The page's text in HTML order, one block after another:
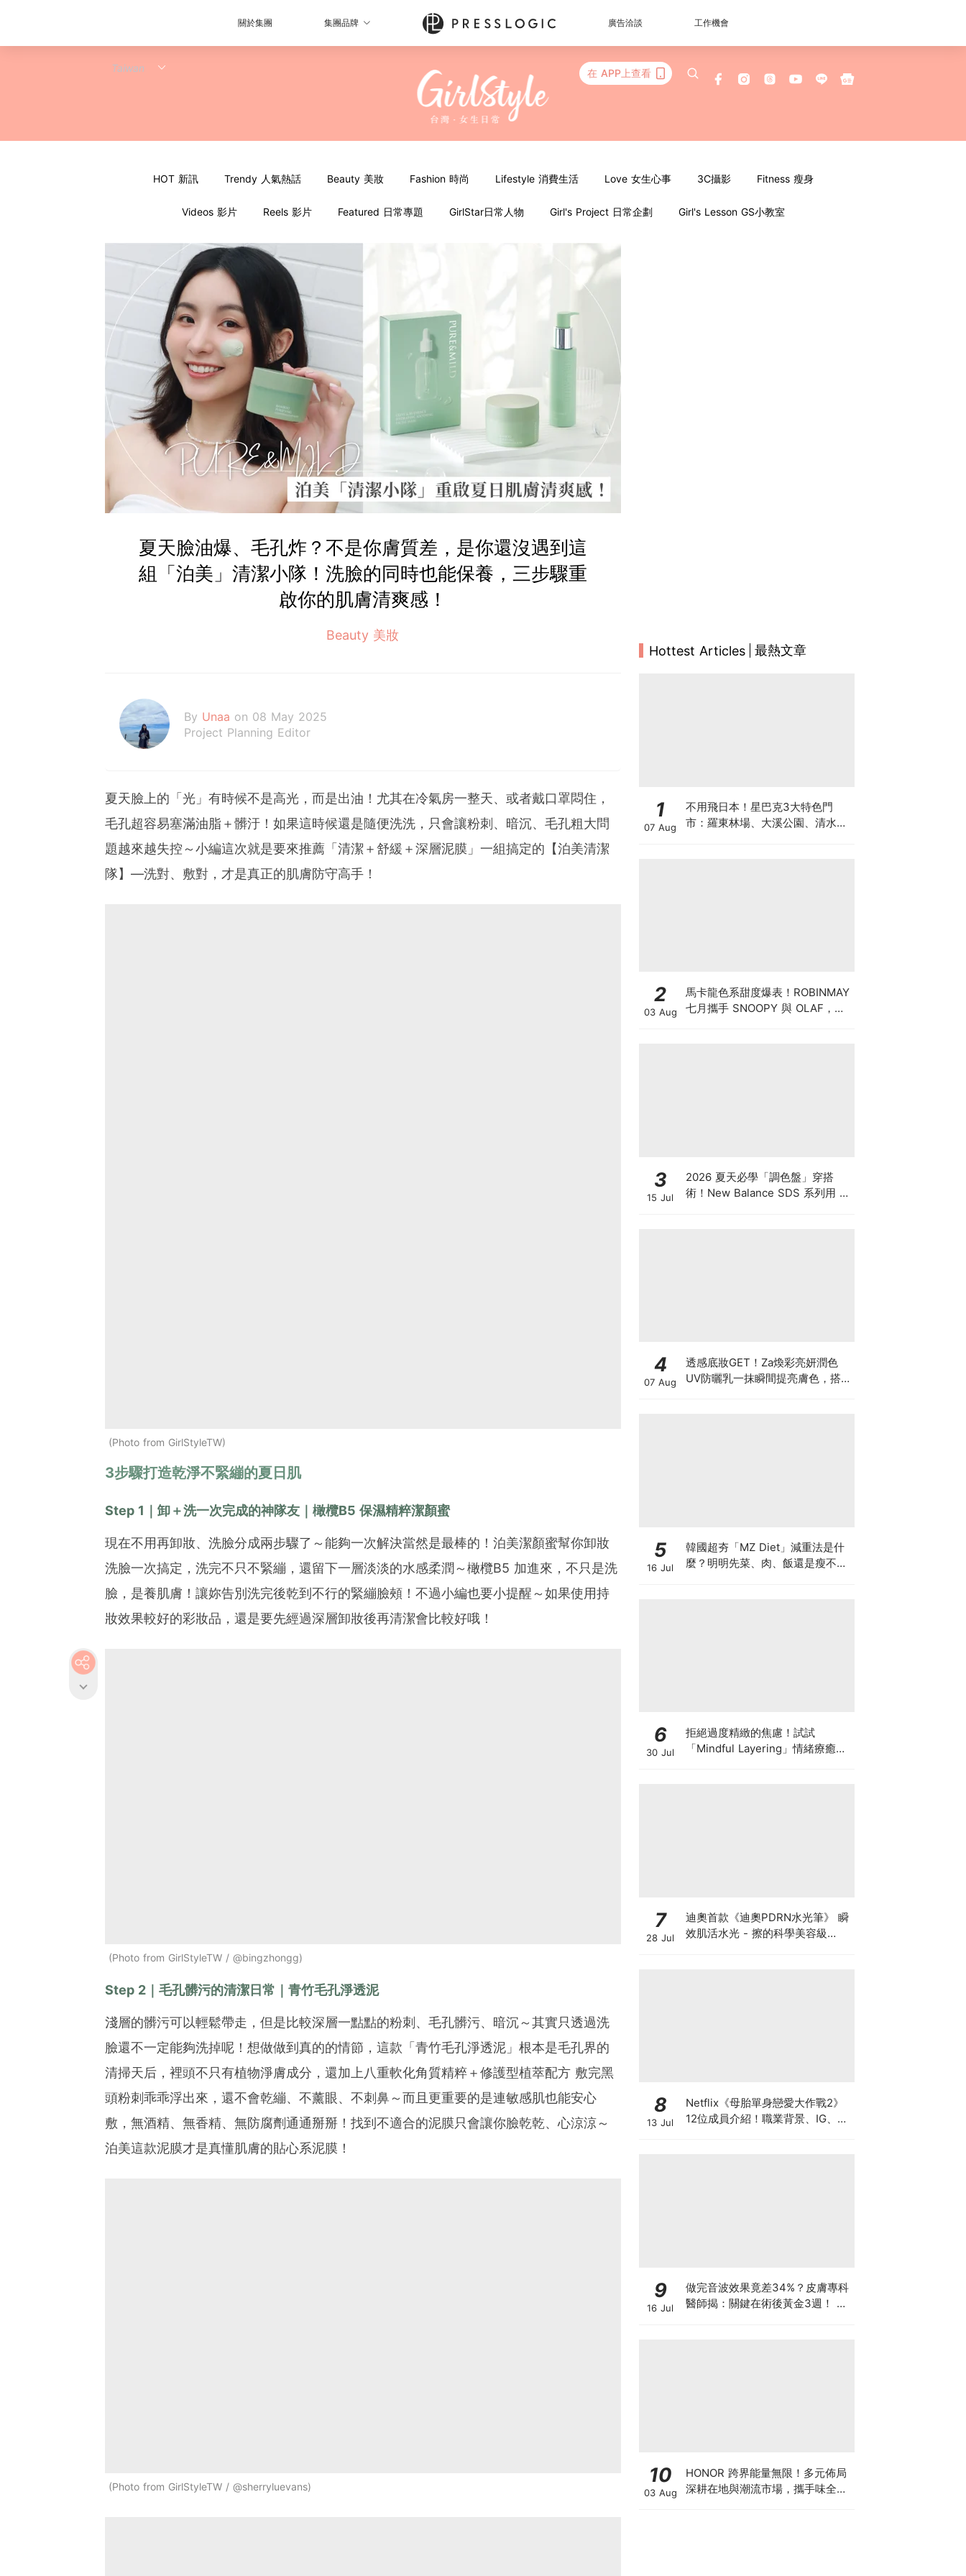
關於集團 集團品牌 廣告洽談 工作機會
在 APP上查看
HOT 新訊 Trendy 人氣熱話 Beauty 美妝 Fashion 時尚 Lifestyle 消費生活 Love 女生心事 3C攝影 Fitness 瘦身
Videos 影片 Reels 影片 Featured 日常專題 GirlStar日常人物 Girl's Project 日常企劃 Girl's Lesson GS小教室
夏天臉油爆、毛孔炸？不是你膚質差，是你還沒遇到這
組「泊美」清潔小隊！洗臉的同時也能保養，三步驟重
啟你的肌膚清爽感！
Beauty 美妝
By Unaa on 08 May 2025
Project Planning Editor
夏天臉上的「光」有時候不是高光，而是出油！尤其在冷氣房一整天、或者戴口罩悶住，
毛孔超容易塞滿油脂＋髒汙！ 如果這時候還是隨便洗洗，只會讓粉刺、暗沉、毛孔粗大問
題越來越失控～小編這次就是要來推薦「清潔＋舒緩＋深層泥膜」一組搞定的【泊美清潔
隊】—洗對、敷對，才是真正的肌膚防守高手！
Photo from GirlStyleTW
3步驟打造乾淨不緊繃的夏日肌
Step 1｜卸＋洗一次完成的神隊友｜橄欖B5 保濕精粹潔顏蜜
現在不用再卸妝、洗臉分成兩步驟了～能夠一次解決當然是最棒的！泊美潔顏蜜幫你卸妝
洗臉一次搞定，洗完不只不緊繃，還留下一層淡淡的水感柔潤～橄欖B5 加進來，不只是洗
臉，是養肌膚！讓妳告別洗完後乾到不行的緊繃臉頰！不過小編也要小提醒～如果使用持
妝效果較好的彩妝品，還是要先經過深層卸妝後再清潔會比較好哦！
Photo from GirlStyleTW / @bingzhongg
Step 2｜毛孔髒污的清潔日常｜青竹毛孔淨透泥
淺層的髒污可以輕鬆帶走，但是比較深層一點點的粉刺、毛孔髒污、暗沉～其實只透過洗
臉還不一定能夠洗掉呢！想做做到真的的情節，這款「青竹毛孔淨透泥」根本是毛孔界的
清掃天后，裡頭不只有植物淨膚成分，還加上八重軟化角質精粹＋修護型植萃配方 敷完黑
頭粉刺乖乖浮出來，還不會乾繃、不薰眼、不刺鼻～而且更重要的是連敏感肌也能安心
敷，無酒精、無香精、無防腐劑通通掰掰！找到不適合的泥膜只會讓你臉乾乾、心涼涼～
泊美這款泥膜才是真懂肌膚的貼心系泥膜！
Photo from GirlStyleTW / @sherryluevans
Hottest Articles 最熱文章
1
07 Aug
不用飛日本！星巴克3大特色門
市：羅東林場、大溪公園、清水中
2
03 Aug
馬卡龍色系甜度爆表！ROBINMAY
七月攜手 SNOOPY 與 OLAF，打
3
15 Jul
2026 夏天必學「調色盤」穿搭
術！New Balance SDS 系列用 3
4
07 Aug
透感底妝GET！Za煥彩亮妍潤色
UV防曬乳一抹瞬間提亮膚色，搭
5
16 Jul
韓國超夯「MZ Diet」減重法是什
麼？明明先菜、肉、飯還是瘦不下
6
30 Jul
拒絕過度精緻的焦慮！試試
「Mindful Layering」情緒療癒
7
28 Jul
迪奧首款《迪奧PDRN水光筆》 瞬
效肌活水光 - 擦的科學美容級
8
13 Jul
Netflix《母胎單身戀愛大作戰2》
12位成員介紹！職業背景、IG、天
9
16 Jul
做完音波效果竟差34%？皮膚專科
醫師揭：關鍵在術後黃金3週！ 醫
10
03 Aug
HONOR 跨界能量無限！多元佈局
深耕在地與潮流市場，攜手味全龍